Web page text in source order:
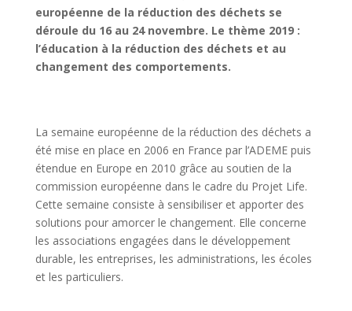
européenne de la réduction des déchets se
déroule du 16 au 24 novembre. Le thème 2019 :
l’éducation à la réduction des déchets et au
changement des comportements.
La semaine européenne de la réduction des déchets a
été mise en place en 2006 en France par l’ADEME puis
étendue en Europe en 2010 grâce au soutien de la
commission européenne dans le cadre du Projet Life.
Cette semaine consiste à sensibiliser et apporter des
solutions pour amorcer le changement. Elle concerne
les associations engagées dans le développement
durable, les entreprises, les administrations, les écoles
et les particuliers.